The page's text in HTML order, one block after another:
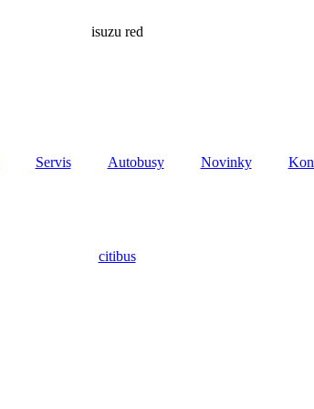
Servis Autobusy Novinky